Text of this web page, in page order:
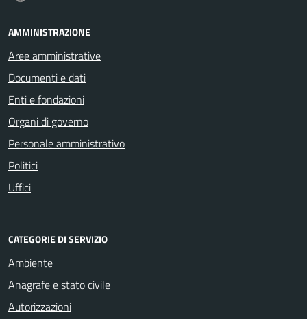
AMMINISTRAZIONE
Aree amministrative
Documenti e dati
Enti e fondazioni
Organi di governo
Personale amministrativo
Politici
Uffici
CATEGORIE DI SERVIZIO
Ambiente
Anagrafe e stato civile
Autorizzazioni